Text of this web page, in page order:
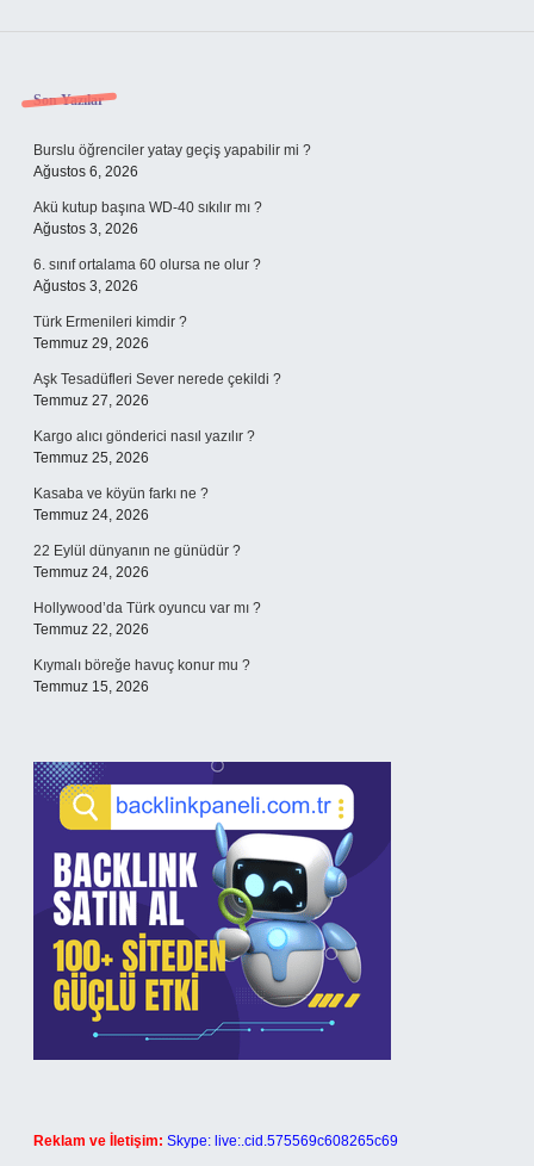
Sidebar
Son Yazılar
Burslu öğrenciler yatay geçiş yapabilir mi ?
Ağustos 6, 2026
Akü kutup başına WD-40 sıkılır mı ?
Ağustos 3, 2026
6. sınıf ortalama 60 olursa ne olur ?
Ağustos 3, 2026
Türk Ermenileri kimdir ?
Temmuz 29, 2026
Aşk Tesadüfleri Sever nerede çekildi ?
Temmuz 27, 2026
Kargo alıcı gönderici nasıl yazılır ?
Temmuz 25, 2026
Kasaba ve köyün farkı ne ?
Temmuz 24, 2026
22 Eylül dünyanın ne günüdür ?
Temmuz 24, 2026
Hollywood’da Türk oyuncu var mı ?
Temmuz 22, 2026
Kıymalı böreğe havuç konur mu ?
Temmuz 15, 2026
Reklam ve İletişim: Skype: live:.cid.575569c608265c69